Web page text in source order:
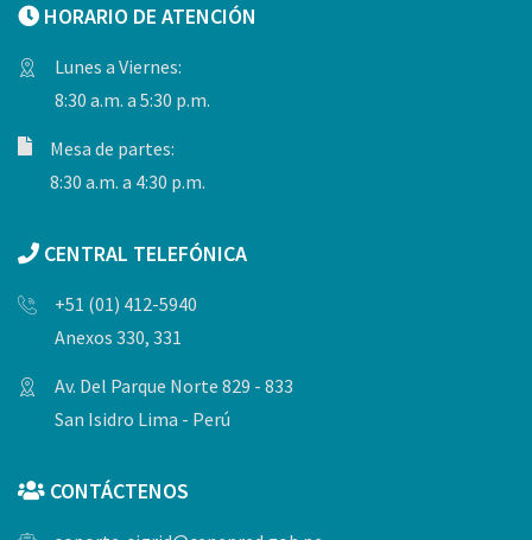
HORARIO DE ATENCIÓN
Lunes a Viernes:
8:30 a.m. a 5:30 p.m.
Mesa de partes:
8:30 a.m. a 4:30 p.m.
CENTRAL TELEFÓNICA
+51 (01) 412-5940
Anexos 330, 331
Av. Del Parque Norte 829 - 833
San Isidro Lima - Perú
CONTÁCTENOS